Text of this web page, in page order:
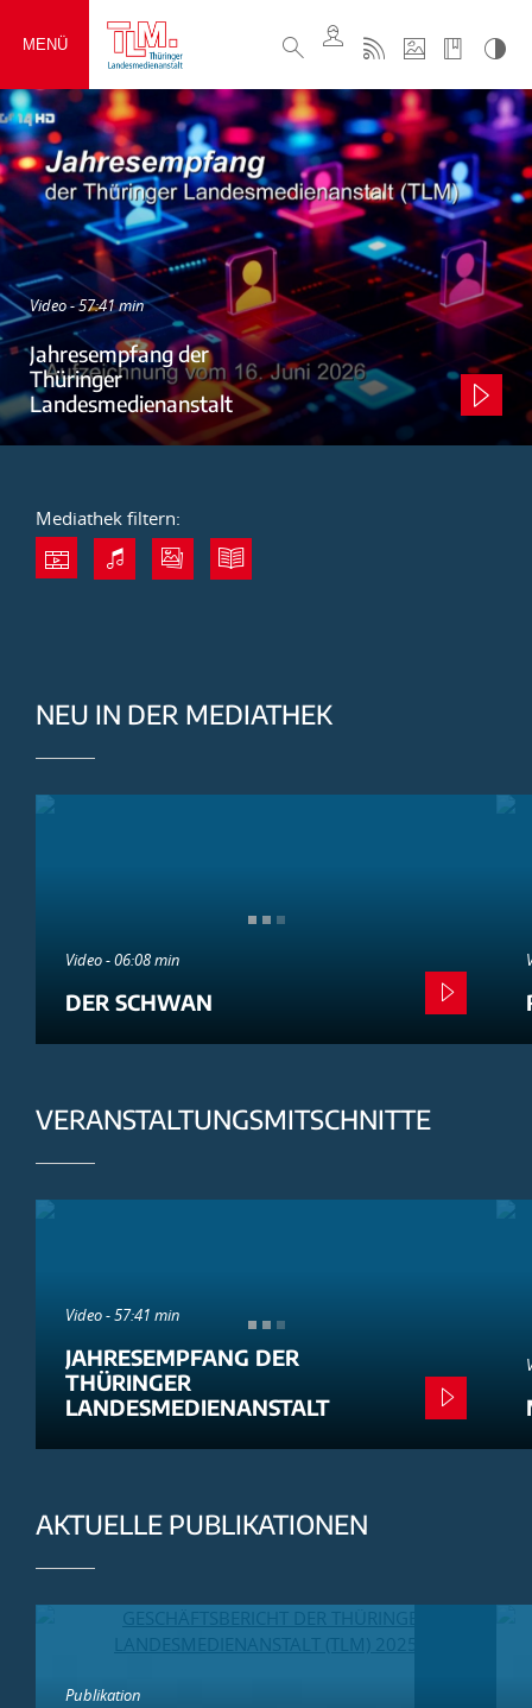
MENÜ
Video - 57:41 min
Jahresempfang der
Thüringer
Landesmedienanstalt
Mediathek filtern:
NEU IN DER MEDIATHEK
Video - 06:08 min
DER SCHWAN
VERANSTALTUNGSMITSCHNITTE
Video - 57:41 min
JAHRESEMPFANG DER
THÜRINGER
LANDESMEDIENANSTALT
AKTUELLE PUBLIKATIONEN
Publikation